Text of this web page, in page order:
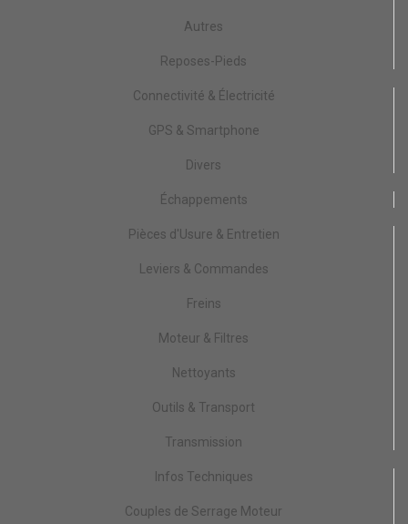
Autres
Reposes-Pieds
Connectivité & Électricité
GPS & Smartphone
Divers
Échappements
Pièces d'Usure & Entretien
Leviers & Commandes
Freins
Moteur & Filtres
Nettoyants
Outils & Transport
Transmission
Infos Techniques
Couples de Serrage Moteur